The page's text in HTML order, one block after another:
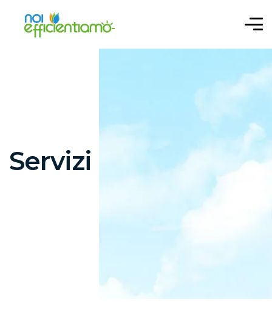
Servizi